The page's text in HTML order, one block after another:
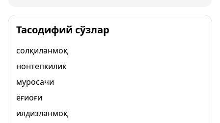
Тасодифий сўзлар
солқиланмоқ
нонтепкилик
муросачи
ёғиоғи
илдизланмоқ